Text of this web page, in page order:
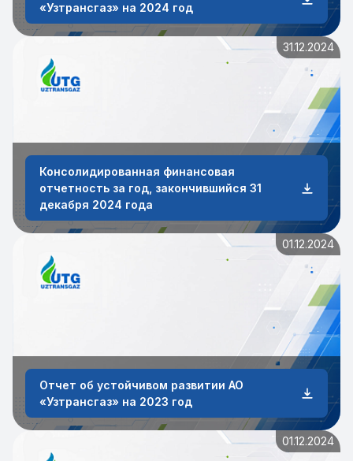
«Узтрансгаз» на 2024 год
31.12.2024
Консолидированная финансовая
отчетность за год, закончившийся 31
декабря 2024 года
01.12.2024
Отчет об устойчивом развитии АО
«Узтрансгаз» на 2023 год
01.12.2024